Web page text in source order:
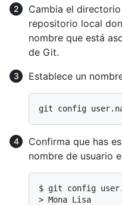
Cambia el
repositorio local
nombre que está
de Git.
Establece un
Confirma que has
nombre de usuario
$ git config
> Mona Lisa